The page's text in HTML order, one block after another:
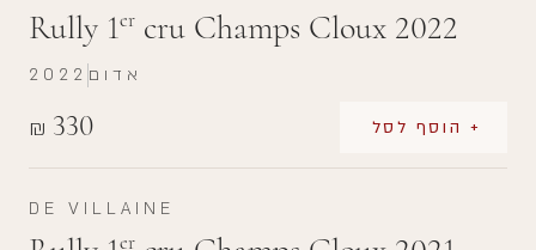
Rully 1er cru Champs Cloux 2022
₪ 330 + הוסף לסל
2022 אדום
DE VILLAINE
er